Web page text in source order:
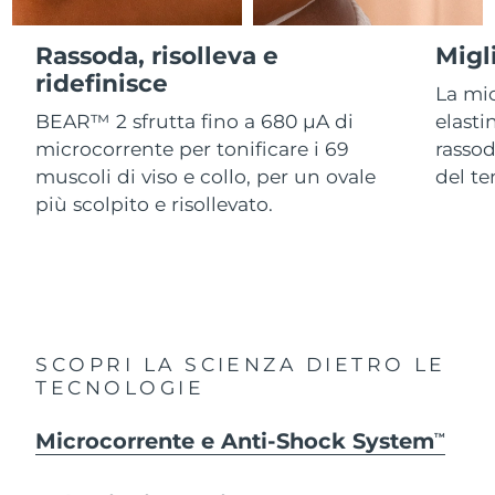
Rassoda, risolleva e
ridefinisce
BEAR™ 2 sfrutta fino a 680 µA di
microcorrente per tonificare i 69
muscoli di viso e collo, per un ovale
più scolpito e risollevato.
La
del
SCOPRI LA SCIENZA DIETRO LE
TECNOLOGIE
Microcorrente e Anti-Shock SystemTM
For healthy hair
18% PAP
Vedi tutto
Israele Consegna stimata8/16/26
Italia
Giappone Consegna stimata 8/15/26
Jersey Consegna stimata 8/17/26
Libano
Lituania Consegna stimata8/12/26